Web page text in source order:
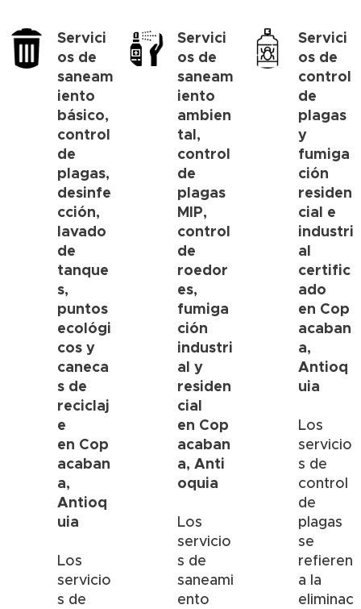
Servici
os de
saneam
iento
básico,
control
de
plagas,
desinfe
cción,
lavado
de
tanque
s,
puntos
ecológi
cos y
caneca
s de
reciclaj
e
en Cop
acaban
a,
Antioq
uia
Los
servicio
s de
Servici
os de
saneam
iento
ambien
tal,
control
de
plagas
MIP,
control
de
roedor
es,
fumiga
ción
industri
al y
residen
cial
en Cop
acaban
a, Anti
oquia
Los
servicio
s de
saneami
ento
Servici
os de
control
de
plagas
y
fumiga
ción
residen
cial e
industri
al
certific
ado
en Cop
acaban
a,
Antioq
uia
Los
servicio
s de
control
de
plagas
se
refieren
a la
eliminac